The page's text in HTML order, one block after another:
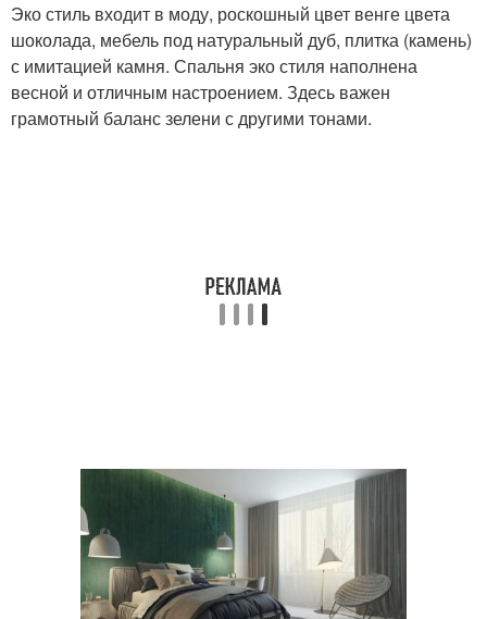
Эко стиль входит в моду, роскошный цвет венге цвета
шоколада, мебель под натуральный дуб, плитка (камень)
с имитацией камня. Спальня эко стиля наполнена
весной и отличным настроением. Здесь важен
грамотный баланс зелени с другими тонами.